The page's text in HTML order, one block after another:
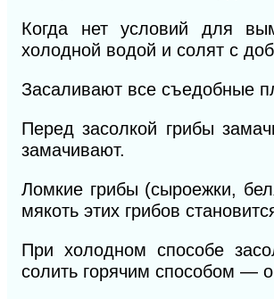
Когда нет условий для
холодной водой и солят с
Засаливают все съедобные
Перед засолкой грибы
замачивают.
Ломкие грибы (сыроежки,
мякоть этих грибов
При холодном способе
солить горячим способом —